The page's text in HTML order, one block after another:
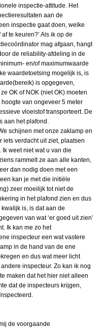
inspectie-attitude. Het
aan de
inspectie gaat doen, welke
te keuren?’ Als ik op de
mag afgaan, hangt
de reliability-afdeling in de
en/of maximumwaarde
waardetoetsing mogelijk is, is
is opgegeven,
OK of NOK (niet OK) moeten
van ongeveer 5 meter
vloeistof transporteert. De
aan het plafond.
schijnen met onze zaklamp en
iets verdacht uit ziet, plaatsen
weet niet wat u van die
rammelt ze aan alle kanten,
dan nodig doen met een
kan je met die initiële
zeer moeilijk tot niet de
in het plafond zien en dus
is, is dat aan de
van wat ‘er goed uit zien’
Ik kan me zo het
inspecteur een wat vastere
in de hand van de ene
en dus wat meer licht
inspecteur. Zo kan ik nog
maken dat het hier niet alleen
dat de inspecteurs krijgen,
de voorgaande